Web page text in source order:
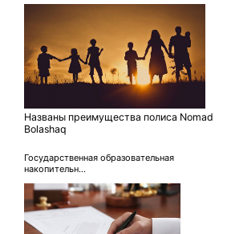
Названы преимущества полиса Nomad
Bolashaq
Государственная образовательная
накопительн...